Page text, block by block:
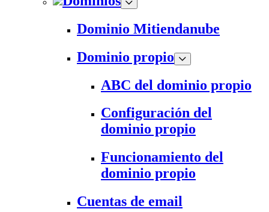
Dominio Mitiendanube
Dominio propio
ABC del dominio propio
Configuración del
dominio propio
Funcionamiento del
dominio propio
Cuentas de email